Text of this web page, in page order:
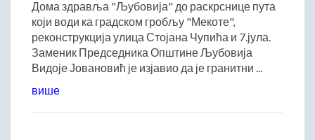
ДРУШТВО
Образовање
Здравствена заштита
Културни живот
Социјална заштита
Дома здравља "Љубовија" до раскрснице пута
који води ка градском гробљу "Мекоте",
реконструкција улица Стојана Чупића и 7.јула.
Заменик Председника Општине Љубовија
Видоје Јовановић је изјавио да је гранитни ...
више